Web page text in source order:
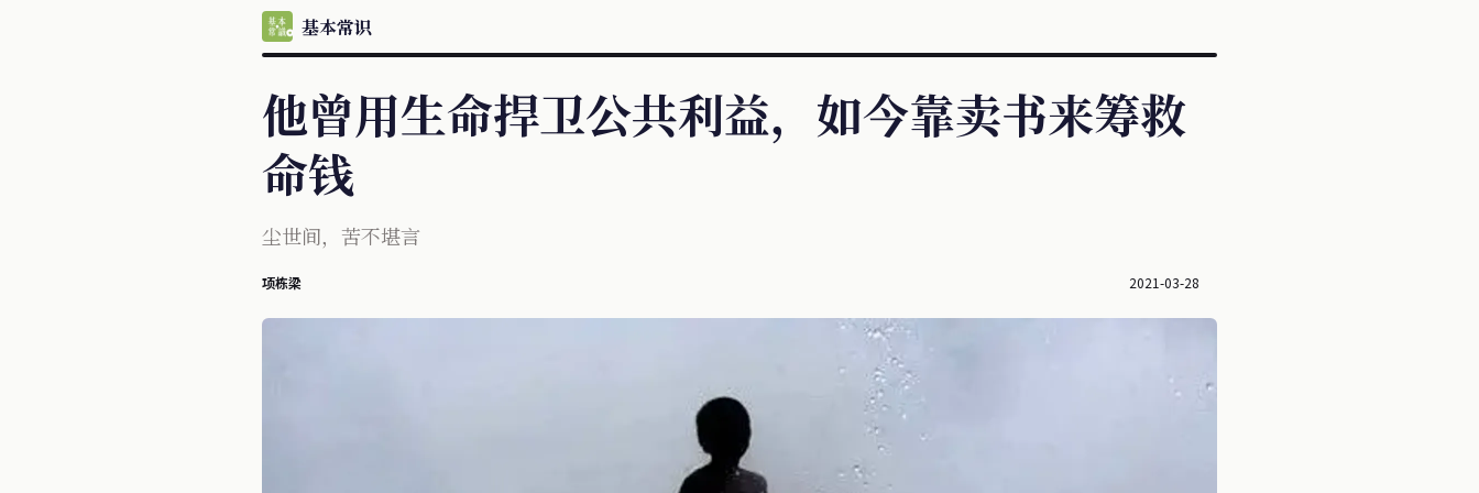
基本常识
他曾用生命捍卫公共利益，如今靠卖书来筹救
命钱
尘世间，苦不堪言
项栋梁 2021-03-28